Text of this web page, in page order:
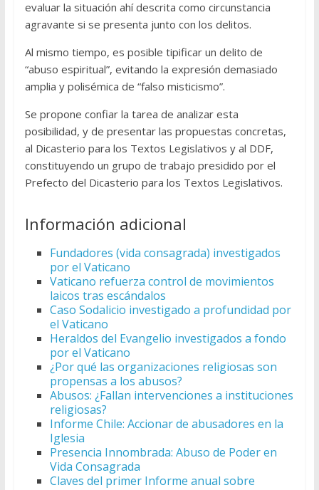
evaluar la situación ahí descrita como circunstancia
agravante si se presenta junto con los delitos.
Al mismo tiempo, es posible tipificar un delito de
“abuso espiritual”, evitando la expresión demasiado
amplia y polisémica de “falso misticismo”.
Se propone confiar la tarea de analizar esta
posibilidad, y de presentar las propuestas concretas,
al Dicasterio para los Textos Legislativos y al DDF,
constituyendo un grupo de trabajo presidido por el
Prefecto del Dicasterio para los Textos Legislativos.
Información adicional
Fundadores (vida consagrada) investigados
por el Vaticano
Vaticano refuerza control de movimientos
laicos tras escándalos
Caso Sodalicio investigado a profundidad por
el Vaticano
Heraldos del Evangelio investigados a fondo
por el Vaticano
¿Por qué las organizaciones religiosas son
propensas a los abusos?
Abusos: ¿Fallan intervenciones a instituciones
religiosas?
Informe Chile: Accionar de abusadores en la
Iglesia
Presencia Innombrada: Abuso de Poder en
Vida Consagrada
Claves del primer Informe anual sobre